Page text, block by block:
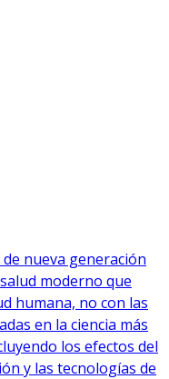
nueva generación
moderno que
humana, no con las
en la ciencia más
los efectos del
y las tecnologías de